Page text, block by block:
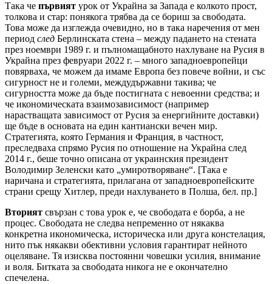
Така че първият урок от Украйна за Запада е колкото прост,
толкова и стар: понякога трябва да се бориш за свободата.
Това може да изглежда очевидно, но в така наречения от мен
период след Берлинската стена – между падането на стената
през ноември 1989 г. и пълномащабното нахлуване на Русия в
Украйна през февруари 2022 г. – много западноевропейци
повярваха, че можем да имаме Европа без повече войни, и със
сигурност не и големи, междудържавни такива; че
сигурността може да бъде постигната с невоенни средства; и
че икономическата взаимозависимост (например
нарастващата зависимост от Русия за енергийните доставки)
ще бъде в основата на един кантиански вечен мир.
Стратегията, която Германия и Франция, в частност,
преследваха спрямо Русия по отношение на Украйна след
2014 г., беше точно описана от украинския президент
Володимир Зеленски като „умиротворяване“. [Така е
наричана и стратегията, прилагана от западноевропейските
страни срещу Хитлер, преди нахлуването в Полша, бел. пр.]
Вторият свързан с това урок е, че свободата е борба, а не
процес. Свободата не следва непременно от някаква
конкретна икономическа, историческа или друга констелация,
нито пък някакви обективни условия гарантират нейното
оцеляване. Тя изисква постоянни човешки усилия, внимание
и воля. Битката за свободата никога не е окончателно
спечелена.